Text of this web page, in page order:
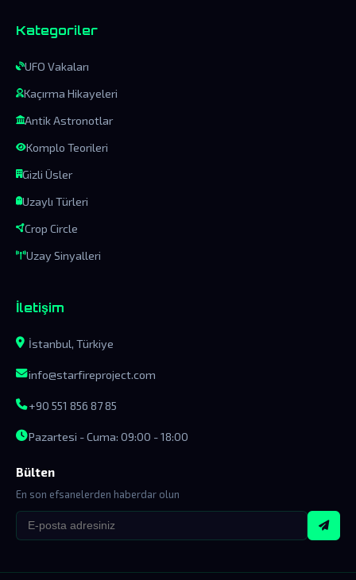
Kategoriler
UFO Vakaları
Kaçırma Hikayeleri
Antik Astronotlar
Komplo Teorileri
Gizli Üsler
Uzaylı Türleri
Crop Circle
Uzay Sinyalleri
İletişim
İstanbul, Türkiye
info@starfireproject.com
+90 551 856 87 85
Pazartesi - Cuma: 09:00 - 18:00
Bülten
En son efsanelerden haberdar olun